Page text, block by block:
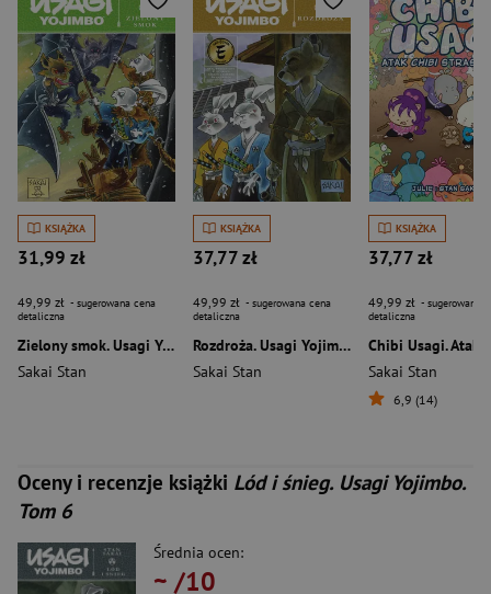
KSIĄŻKA
31,99 zł
49,99 zł - sugerowana cena
detaliczna
Zielony smok. Usagi Yojimbo. Tom 5
Sakai Stan
KSIĄŻKA
37,77 zł
49,99 zł - sugerowana cena
detaliczna
Rozdroża. Usagi Yojimbo. Tom 4
Sakai Stan
KSIĄŻKA
37,77 zł
49,99 zł - sugerowana
detaliczna
Sakai Stan
6,9 (14)
Oceny i recenzje książki Lód i śnieg. Usagi Yojimbo.
Tom 6
Średnia ocen:
~ /10